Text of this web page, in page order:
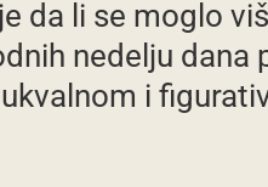
da li se moglo
nedelju dana
i